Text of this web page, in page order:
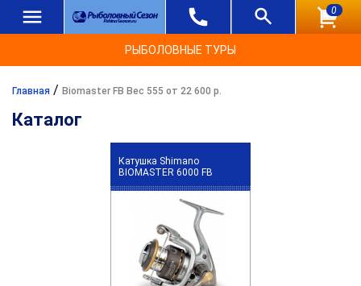
0
РЫБОЛОВНЫЕ ТУРЫ
Главная / Biomaster FB Вес 555 от 22 600 р.
Каталог
Катушка Shimano
BIOMASTER 6000 FB